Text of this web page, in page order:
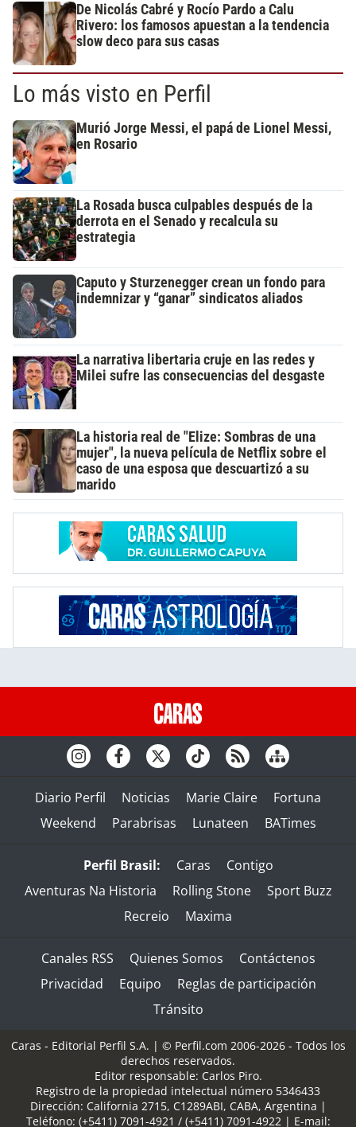
De Nicolás Cabré y Rocío Pardo a Calu
Rivero: los famosos apuestan a la tendencia
slow deco para sus casas
Lo más visto en Perfil
Murió Jorge Messi, el papá de Lionel Messi,
en Rosario
La Rosada busca culpables después de la
derrota en el Senado y recalcula su
estrategia
Caputo y Sturzenegger crean un fondo para
indemnizar y “ganar” sindicatos aliados
La narrativa libertaria cruje en las redes y
Milei sufre las consecuencias del desgaste
La historia real de "Elize: Sombras de una
mujer", la nueva película de Netflix sobre el
caso de una esposa que descuartizó a su
marido
Diario Perfil Noticias Marie Claire
Fortuna
Weekend
Parabrisas Lunateen BATimes
Perfil Brasil: Caras
Contigo
Aventuras Na Historia
Rolling Stone
Sport Buzz
Recreio
Maxima
Canales RSS Quienes Somos
Contáctenos
Privacidad
Equipo
Reglas de participación
Tránsito
Caras - Editorial Perfil S.A. | © Perfil.com 2006-2026 - Todos los
derechos reservados.
Editor responsable: Carlos Piro.
Registro de la propiedad intelectual número 5346433
Dirección: California 2715, C1289ABI, CABA, Argentina |
Teléfono: (+5411) 7091-4921 / (+5411) 7091-4922| E-mail: